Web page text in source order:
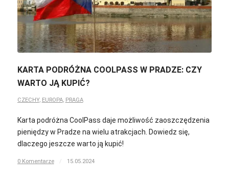
KARTA PODRÓŻNA COOLPASS W PRADZE: CZY
WARTO JĄ KUPIĆ?
CZECHY, EUROPA, PRAGA
Karta podróżna CoolPass daje możliwość zaoszczędzenia
pieniędzy w Pradze na wielu atrakcjach. Dowiedz się,
dlaczego jeszcze warto ją kupić!
0 Komentarze / 15.05.2024